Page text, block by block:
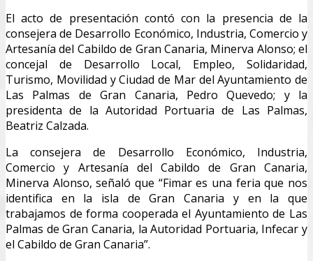
El acto de presentación contó con la presencia de la
consejera de Desarrollo Económico, Industria, Comercio y
Artesanía del Cabildo de Gran Canaria, Minerva Alonso; el
concejal de Desarrollo Local, Empleo, Solidaridad,
Turismo, Movilidad y Ciudad de Mar del Ayuntamiento de
Las Palmas de Gran Canaria, Pedro Quevedo; y la
presidenta de la Autoridad Portuaria de Las Palmas,
Beatriz Calzada.
La consejera de Desarrollo Económico, Industria,
Comercio y Artesanía del Cabildo de Gran Canaria,
Minerva Alonso, señaló que “Fimar es una feria que nos
identifica en la isla de Gran Canaria y en la que
trabajamos de forma cooperada el Ayuntamiento de Las
Palmas de Gran Canaria, la Autoridad Portuaria, Infecar y
el Cabildo de Gran Canaria”.